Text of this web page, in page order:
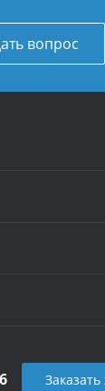
вопрос
Заказать